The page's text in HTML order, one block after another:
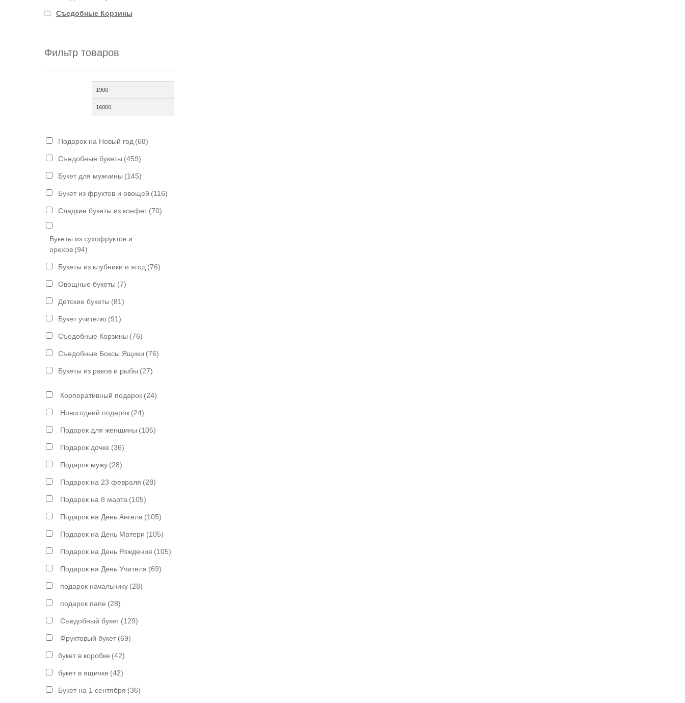
Съедобные Корзины
Фильтр товаров
Подарок на Новый год (68)
Съедобные букеты (459)
Букет для мужчины (145)
Букет из фруктов и овощей (116)
Сладкие букеты из конфет (70)
Букеты из сухофруктов и
орехов (94)
Букеты из клубники и ягод (76)
Овощные букеты (7)
Детские букеты (81)
Букет учителю (91)
Съедобные Корзины (76)
Съедобные Боксы Ящики (76)
Букеты из раков и рыбы (27)
Корпоративный подарок (24)
Новогодний подарок (24)
Подарок для женщины (105)
Подарок дочке (36)
Подарок мужу (28)
Подарок на 23 февраля (28)
Подарок на 8 марта (105)
Подарок на День Ангела (105)
Подарок на День Матери (105)
Подарок на День Рождения (105)
Подарок на День Учителя (69)
подарок начальнику (28)
подарок папе (28)
Съедобный букет (129)
Фруктовый букет (69)
букет в коробке (42)
букет в ящичке (42)
Букет на 1 сентября (36)